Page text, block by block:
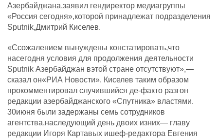
Азербайджана,заявил гендиректор медиагруппы
«Россия сегодня»,которой принадлежат подразделения
Sputnik,Дмитрий Киселев.
«Ссожалением вынуждены констатировать,что
насегодня условия для продолжения деятельности
Sputnik Азербайджан вэтой стране отсутствуют»,—
сказал он«РИА Новости». Киселев таким образом
прокомментировал случившийся де-факто разгон
редакции азербайджанского «Спутника» властями.
30июня были задержаны семь сотрудников
агентства,наследующий день двоих изних— главу
редакции Игоря Картавых ишеф-редактора Евгения